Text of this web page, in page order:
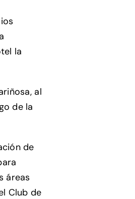
la
al
de la
de
áreas
Club de